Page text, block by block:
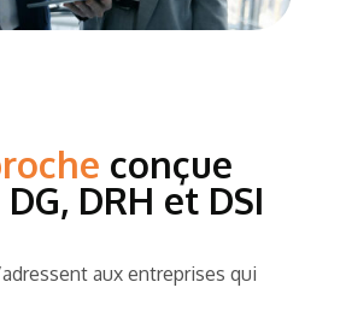
conçue
DRH et DSI
aux entreprises qui